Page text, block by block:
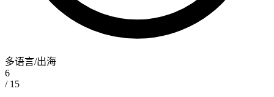
多语言/出海
6
/ 15